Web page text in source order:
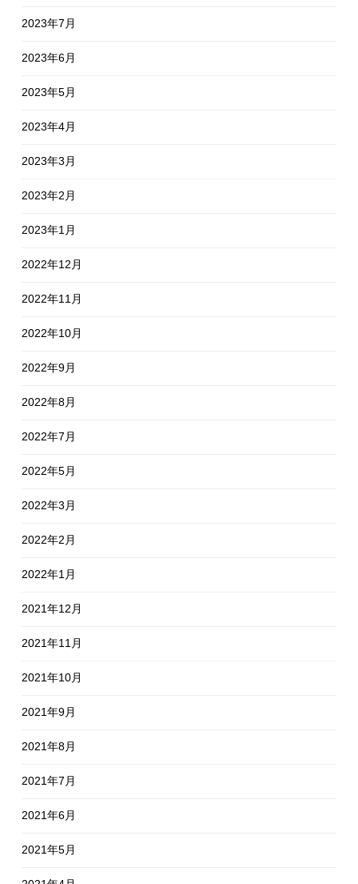
2023年7月
2023年6月
2023年5月
2023年4月
2023年3月
2023年2月
2023年1月
2022年12月
2022年11月
2022年10月
2022年9月
2022年8月
2022年7月
2022年5月
2022年3月
2022年2月
2022年1月
2021年12月
2021年11月
2021年10月
2021年9月
2021年8月
2021年7月
2021年6月
2021年5月